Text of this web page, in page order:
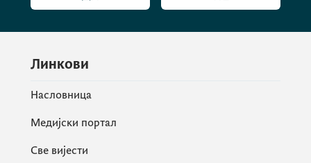
Линкови
Насловница
Медијски портал
Све вијести